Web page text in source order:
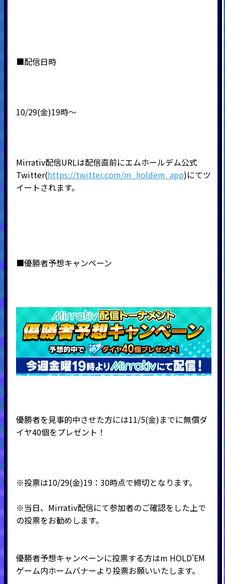
■配信日時
10/29(金)19時～
Mirrativ配信URLは配信直前にエムホールデム公式
Twitter(https://twitter.com/m_holdem_app)にてツ
イートされます。
■優勝者予想キャンペーン
優勝者を見事的中させた方には11/5(金)までに無償ダ
イヤ40個をプレゼント！
※投票は10/29(金)19：30時点で締切となります。
※当日、Mirrativ配信にて参加者のご確認をした上で
の投票をお勧めします。
優勝者予想キャンペーンに投票する方はm HOLD'EM
ゲーム内ホームバナーより投票お願いいたします。